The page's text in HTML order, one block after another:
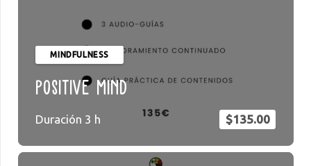
MINDFULNESS
Positive Mind
Duración 3 h $135.00